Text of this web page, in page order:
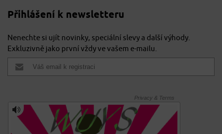
Přihlášení k newsletteru
Nenechte si ujít novinky, speciální slevy a další výhody.
Exkluzivně jako první vždy ve vašem e-mailu.